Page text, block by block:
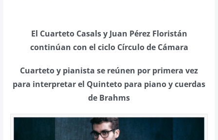
El Cuarteto Casals y Juan Pérez Floristán
continúan con el ciclo Círculo de Cámara
Cuarteto y pianista se reúnen por primera vez
para interpretar el Quinteto para piano y cuerdas
de Brahms